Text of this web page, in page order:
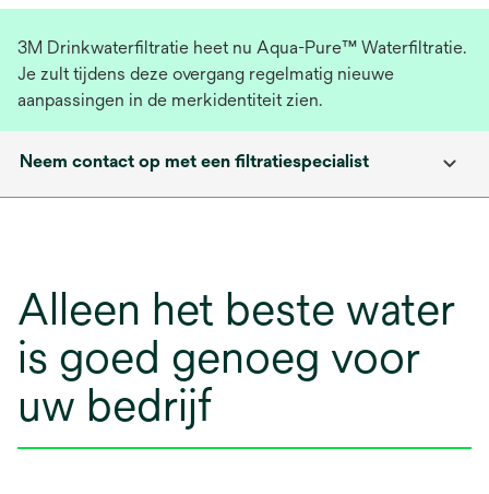
3M Drinkwaterfiltratie heet nu Aqua-Pure™ Waterfiltratie.
Je zult tijdens deze overgang regelmatig nieuwe
aanpassingen in de merkidentiteit zien.
Neem contact op met een filtratiespecialist
Alleen het beste water
is goed genoeg voor
uw bedrijf